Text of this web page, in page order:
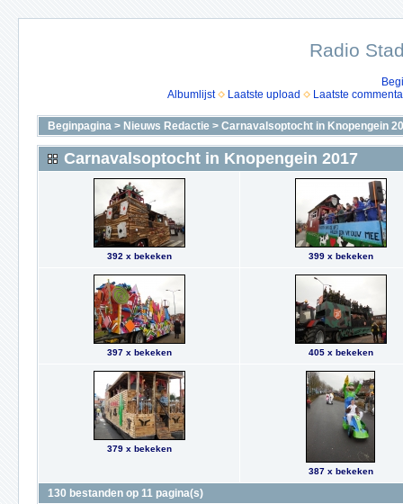
Radio
Albumlijst
Laatste upload Laatste
Beginpagina > Nieuws Redactie > Carnavalsoptocht in Knopengein
Carnavalsoptocht in Knopengein 2017
392 x bekeken 399 x bekeken
397 x bekeken 405 x bekeken
379 x bekeken
387 x bekeken
130 bestanden op 11 pagina(s)